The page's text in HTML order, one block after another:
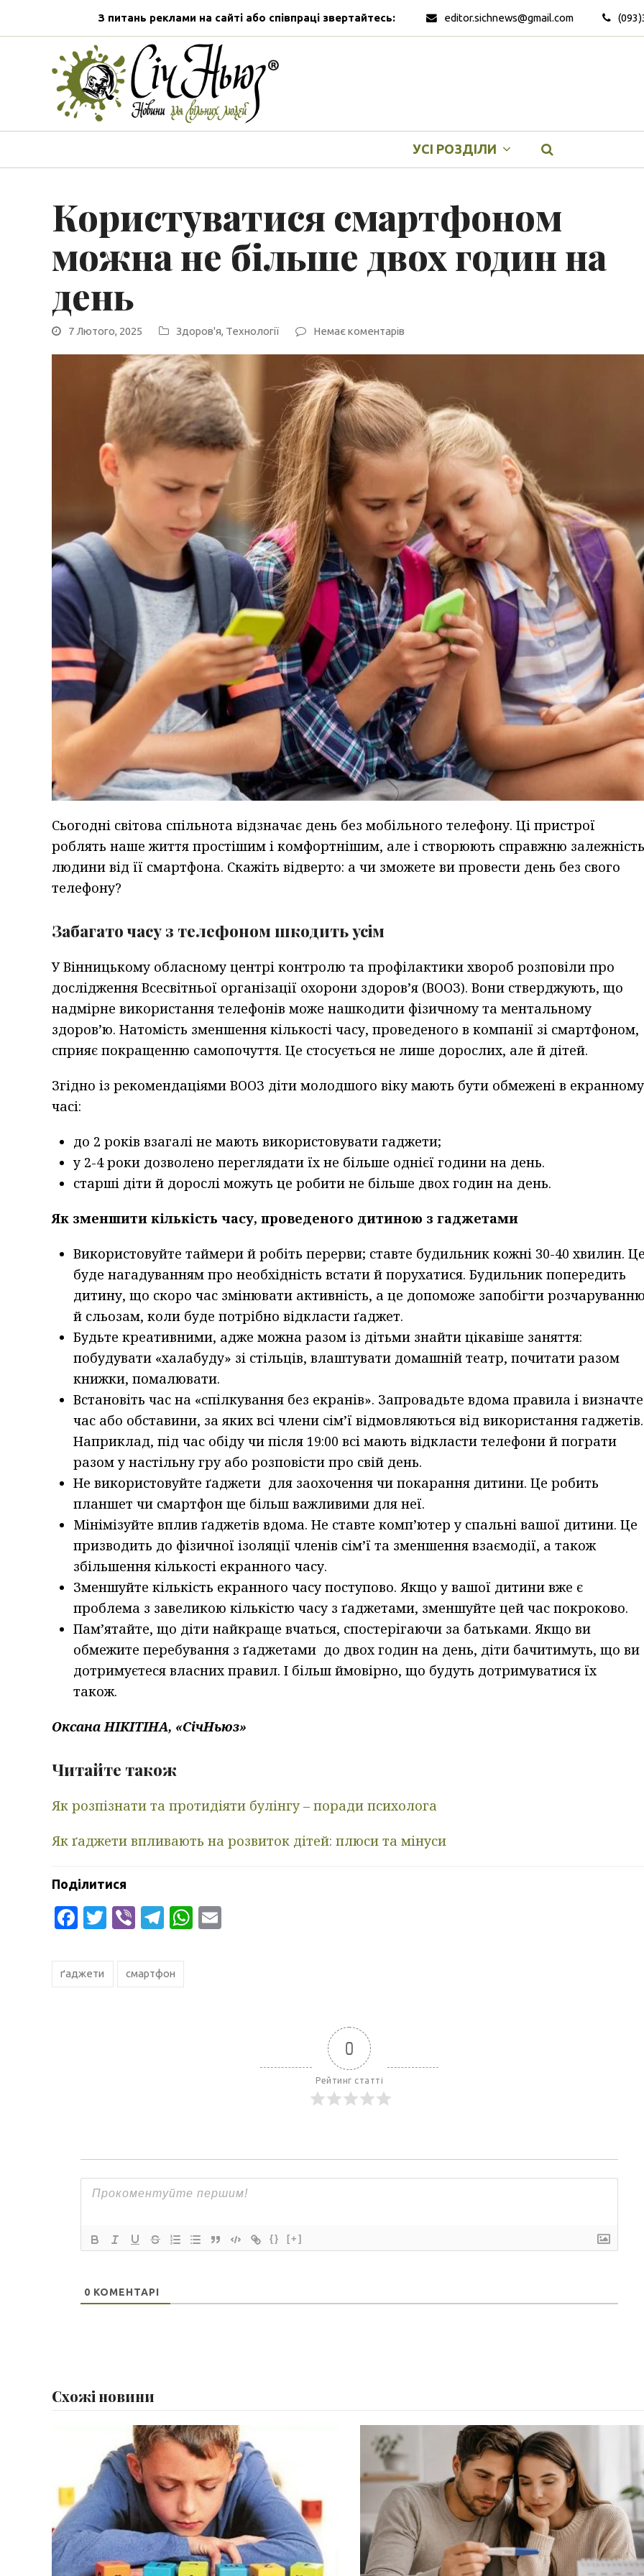
З питань реклами на сайті або співпраці звертайтесь: editor.sichnews@gmail.com
УСІ РОЗДІЛИ
Користуватися смартфоном
можна не більше двох годин на
день
7 Лютого, 2025 Здоров'я, Технології Немає коментарів
Сьогодні світова спільнота відзначає день без мобільного телефону. Ці пристрої
роблять наше життя простішим і комфортнішим, але і створюють справжню залежність
людини від її смартфона. Скажіть відверто: а чи зможете ви провести день без свого
телефону?
Забагато часу з телефоном шкодить усім
У Вінницькому обласному центрі контролю та профілактики хвороб розповіли про
дослідження Всесвітньої організації охорони здоров’я (ВООЗ). Вони стверджують, що
надмірне використання телефонів може нашкодити фізичному та ментальному
здоров’ю. Натомість зменшення кількості часу, проведеного в компанії зі смартфоном,
сприяє покращенню самопочуття. Це стосується не лише дорослих, але й дітей.
Згідно із рекомендаціями ВООЗ діти молодшого віку мають бути обмежені в екранному
часі:
до 2 років взагалі не мають використовувати гаджети;
у 2-4 роки дозволено переглядати їх не більше однієї години на день.
старші діти й дорослі можуть це робити не більше двох годин на день.
Як зменшити кількість часу, проведеного дитиною з гаджетами
Використовуйте таймери й робіть перерви; ставте будильник кожні 30-40 хвилин.
буде нагадуванням про необхідність встати й порухатися. Будильник попередить
дитину, що скоро час змінювати активність, а це допоможе запобігти
й сльозам, коли буде потрібно відкласти ґаджет.
Будьте креативними, адже можна разом із дітьми знайти цікавіше заняття:
побудувати «халабуду» зі стільців, влаштувати домашній театр, почитати разом
книжки, помалювати.
Встановіть час на «спілкування без екранів». Запровадьте вдома правила і визначте
час або обставини, за яких всі члени сім’ї відмовляються від використання гаджетів.
Наприклад, під час обіду чи після 19:00 всі мають відкласти телефони й пограти
разом у настільну гру або розповісти про свій день.
Не використовуйте ґаджети для заохочення чи покарання дитини. Це робить
планшет чи смартфон ще більш важливими для неї.
Мінімізуйте вплив ґаджетів вдома. Не ставте компʼютер у спальні вашої дитини. Це
призводить до фізичної ізоляції членів сімʼї та зменшення взаємодії, а також
збільшення кількості екранного часу.
Зменшуйте кількість екранного часу поступово. Якщо у вашої дитини вже є
проблема з завеликою кількістю часу з ґаджетами, зменшуйте цей час покроково.
Памʼятайте, що діти найкраще вчаться, спостерігаючи за батьками. Якщо ви
обмежите перебування з ґаджетами до двох годин на день, діти бачитимуть, що ви
дотримуєтеся власних правил. І більш ймовірно, що будуть дотримуватися їх
також.
Оксана НІКІТІНА, «СічНьюз»
Читайте також
Як розпізнати та протидіяти булінгу – поради психолога
Як ґаджети впливають на розвиток дітей: плюси та мінуси
Поділитися
Facebook
Twitter
ViberTelegram
WhatsApp
ґаджети смартфон
0
Рейтинг статті
{} [+]
0 КОМЕНТАРІ
Схожі новини